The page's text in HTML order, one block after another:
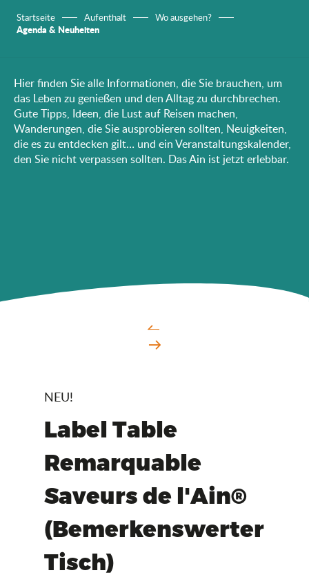
Startseite Aufenthalt Wo ausgehen?
Agenda & Neuheiten
Hier finden Sie alle Informationen, die Sie brauchen, um
das Leben zu genießen und den Alltag zu durchbrechen.
Gute Tipps, Ideen, die Lust auf Reisen machen,
Wanderungen, die Sie ausprobieren sollten, Neuigkeiten,
die es zu entdecken gilt… und ein Veranstaltungskalender,
den Sie nicht verpassen sollten. Das Ain ist jetzt erlebbar.
NEU!
Label Table
Remarquable
Saveurs de l'Ain®
(Bemerkenswerter
Tisch)